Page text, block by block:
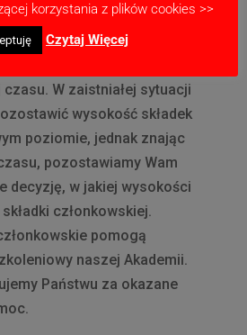
na powrót do normalnego
podczas których nasi
W zaistniałej sytuacji
wysokość składek
poziomie, jednak znając
pozostawiamy Wam
decyzję, w jakiej wysokości
członkowskiej.
pomogą
naszej Akademii.
Państwu za okazane
korzystania z plików cookies >>
Czytaj Więcej